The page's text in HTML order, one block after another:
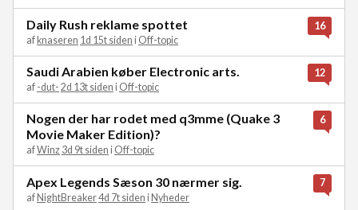
Daily Rush reklame spottet
af knaseren 1d 15t siden i Off-topic
16
Saudi Arabien køber Electronic arts.
af -dut- 2d 13t siden i Off-topic
12
Nogen der har rodet med q3mme (Quake 3
Movie Maker Edition)?
afWinz 3d 9t siden i Off-topic
6
Apex Legends Sæson 30 nærmer sig.
afNightBreaker4d 7t siden iNyheder
7